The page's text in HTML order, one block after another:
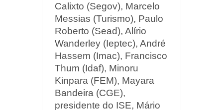
Calixto (Segov), Marcelo
Messias (Turismo), Paulo
Roberto (Sead), Alírio
Wanderley (Ieptec), André
Hassem (Imac), Francisco
Thum (Idaf), Minoru
Kinpara (FEM), Mayara
Bandeira (CGE),
presidente do ISE, Mário